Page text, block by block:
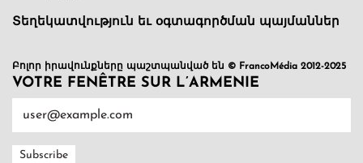
Տեղեկատվություն եւ օգտագործման պայմաններ
Բոլոր իրավունքները պաշտպանված են © FrancoMédia 2012-2025
VOTRE FENÊTRE SUR L’ARMENIE